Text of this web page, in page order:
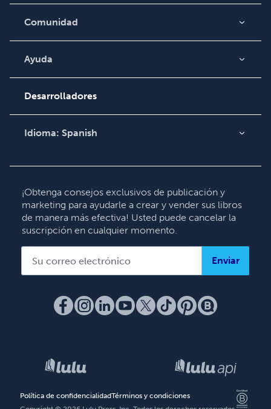
Comunidad
Blog
Video
Podcast
Ayuda
Búsqueda de pedidos
Base de conocimientos
Comuníquese con
Desarrolladores
Idioma: Spanish
Deutsch
Français
Italiano
Español
¡Obtenga consejos exclusivos de publicación y
marketing para ayudarle a crear y vender sus libros
de manera más efectiva! Usted puede cancelar la
suscripción en cualquier momento.
Enviar
Política de confidencialidadTérminos y condiciones